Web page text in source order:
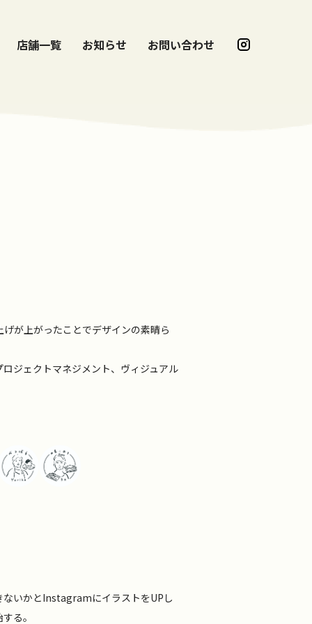
店舗一覧 お知らせ お問い合わせ
が上がったことでデザインの素晴ら
ジェクトマネジメント、ヴィジュアル
ないかとInstagramにイラストをUPし
る。